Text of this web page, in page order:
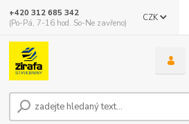
CZK
+420 312 685 342
(Po-Pá, 7-16 hod. So-Ne zavřeno)